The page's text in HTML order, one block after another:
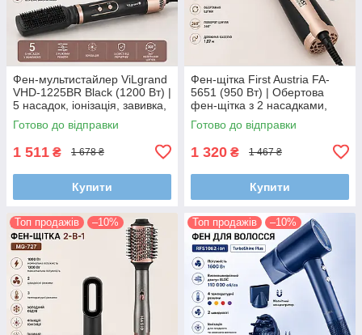
Фен-мультистайлер ViLgrand
VHD-1225BR Black (1200 Вт) |
5 насадок, іонізація, завивка,
вирівнювання та сушіння
волосся
Готово до відправки
1 511 ₴ 1 678 ₴
Купити
Фен-щітка First Austria FA-
5651 (950 Вт) | Обертова
фен-щітка з 2 насадками,
холодне повітря, керамічне
покриття
Готово до відправки
1 320 ₴ 1 467 ₴
Купити
Топ продажів –10% Топ продажів –10%